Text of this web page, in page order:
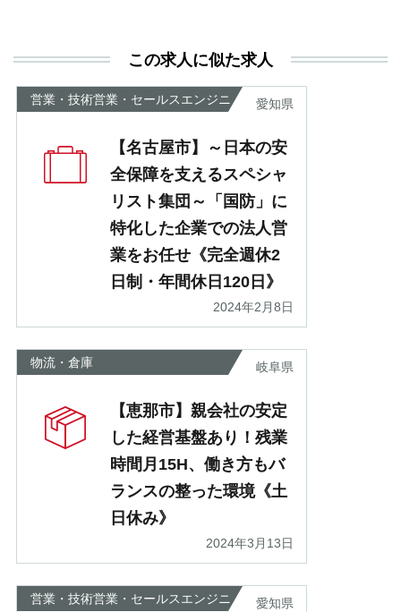
が
この求人に似た求人
営業・技術営業・セールスエンジニ
愛知県
【名古屋市】～日本の安
全保障を支えるスペシャ
リスト集団～「国防」に
特化した企業での法人営
業をお任せ《完全週休2
日制・年間休日120日》
2024年2月8日
物流・倉庫 岐阜県
【恵那市】親会社の安定
した経営基盤あり！残業
時間月15H、働き方もバ
ランスの整った環境《土
日休み》
2024年3月13日
営業・技術営業・セールスエンジニ
愛知県